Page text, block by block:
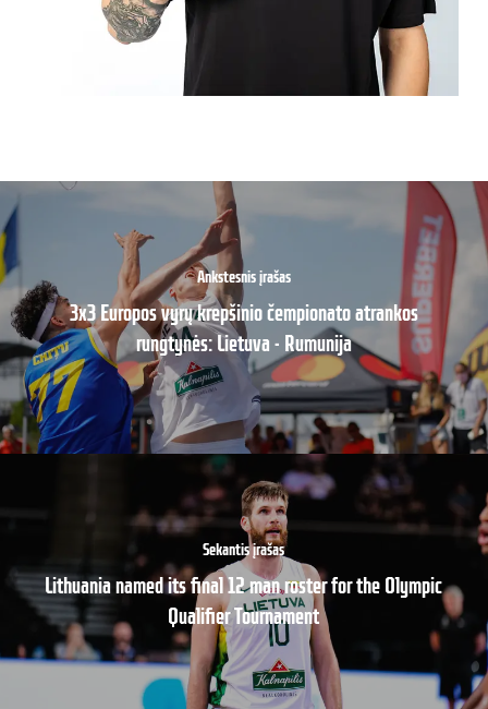
Ankstesnis įrašas
3x3 Europos vyrų krepšinio čempionato atrankos
rungtynės: Lietuva - Rumunija
Sekantis įrašas
Lithuania named its final 12 man roster for the Olympic
Qualifier Tournament